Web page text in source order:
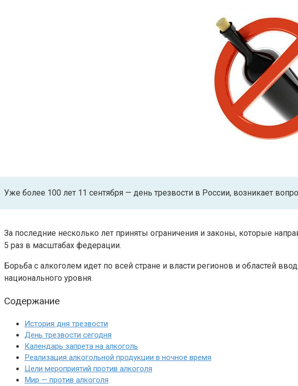
Уже более 100 лет 11 сентября — день трезвости в России, возникает
За последние несколько лет приняты ограничения и законы, которые
5 раз в масштабах федерации.
Борьба с алкоголем идет по всей стране и власти регионов и областей
национального уровня.
Содержание
История дня трезвости
День трезвости сегодня
Календарь запрета на алкоголь
Реализация алкогольной продукции в ночное время
Цели мероприятий против алкоголя
Мир — против алкоголя